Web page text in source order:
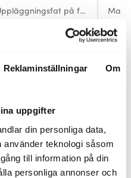
Reklaminställningar Om
uppgifter
din personliga data,
teknologi såsom
till information på din
personliga annonser och
på fot
251
av våra kunder